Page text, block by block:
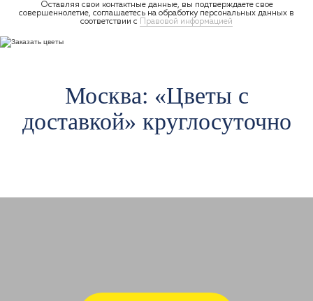
Оставляя свои контактные данные, вы подтверждаете свое
совершеннолетие, соглашаетесь на обработку персональных данных в
соответствии с
Правовой информацией
Москва: «Цветы c
доставкой» круглосуточно